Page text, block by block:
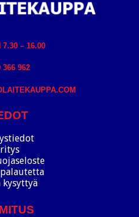
7.30 – 16.00
366 962
palautetta
kysyttyä